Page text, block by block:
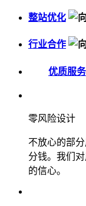
整站优化
行业合作
优质服务
零风险设计
不放心的部
分钱。我们
的信心。